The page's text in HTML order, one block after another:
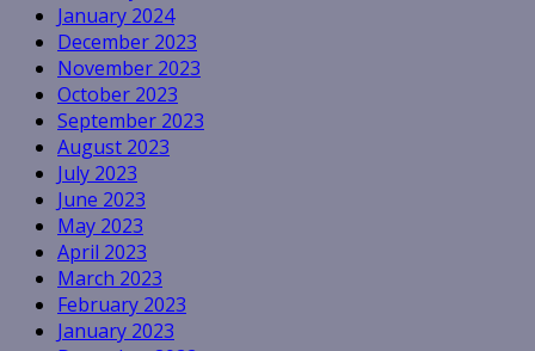
January 2024
December 2023
November 2023
October 2023
September 2023
August 2023
July 2023
June 2023
May 2023
April 2023
March 2023
February 2023
January 2023